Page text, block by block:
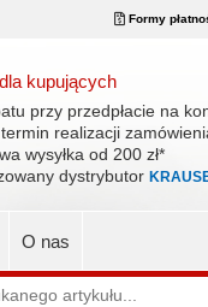
Formy
kupujących
przy przedpłacie na
realizacji
wysyłka od 200 zł*
dystrybutor
O nas